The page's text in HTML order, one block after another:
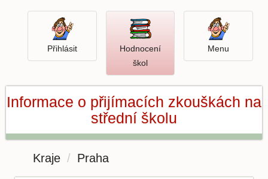
Menu
Hodnocení
školOtevři
hodnocení
PřihlásitPřihlásit
Informace o přijímacích zkouškách na
střední školu
Kraje Praha